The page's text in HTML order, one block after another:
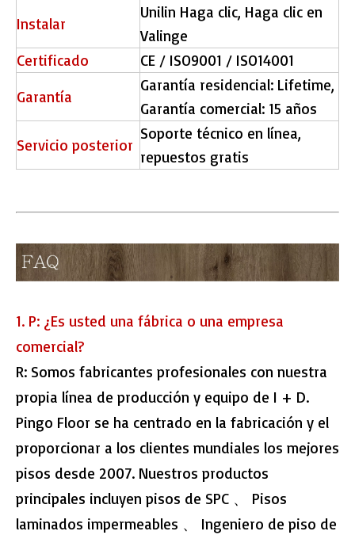
Instalar
Unilin Haga clic, Haga clic en
Valinge
Certificado
CE / ISO9001 / ISO14001
Garantía
Garantía residencial: Lifetime,
Garantía comercial: 15 años
Servicio posterior
Soporte técnico en línea,
repuestos gratis
1. P: ¿Es usted una fábrica o una empresa
comercial?
R: Somos fabricantes profesionales con nuestra
propia línea de producción y equipo de I + D.
Pingo Floor se ha centrado en la fabricación y el
proporcionar a los clientes mundiales los mejores
pisos desde 2007. Nuestros productos
principales incluyen pisos de SPC 、 Pisos
laminados impermeables 、 Ingeniero de piso de